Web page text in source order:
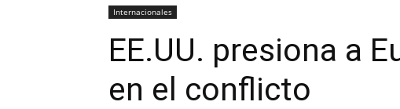
Internacionales
EE.UU. presiona a
en el conflicto